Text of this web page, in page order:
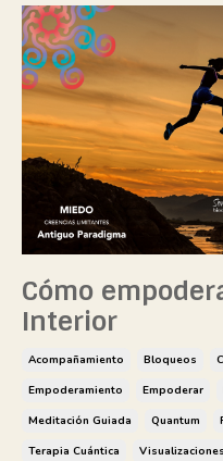
Cómo
Interior
Acompañamiento Bloqueos
Empoderamiento
Empoderar
Meditación Guiada
Quantum
Terapia Cuántica